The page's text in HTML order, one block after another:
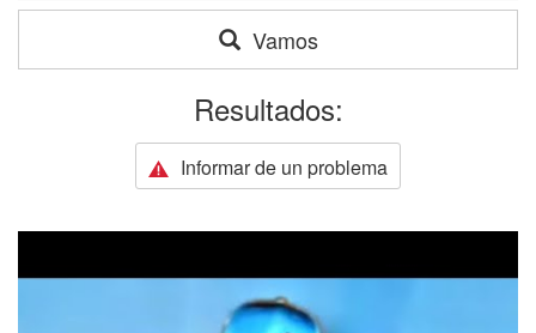
Vamos
Resultados:
Informar de un problema